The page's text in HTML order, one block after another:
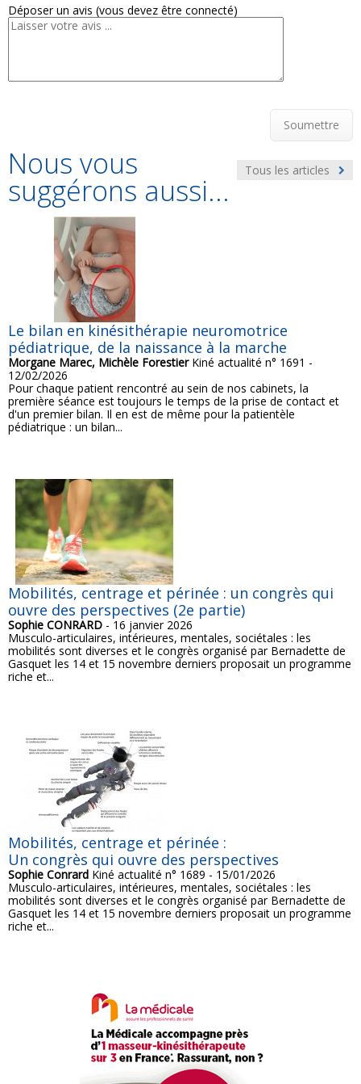
Déposer un avis (vous devez être connecté)
Soumettre
Tous les articles
Nous vous
suggérons aussi...
Le bilan en kinésithérapie neuromotrice
pédiatrique, de la naissance à la marche
Morgane Marec, Michèle ForestierKiné actualité n° 1691 -
12/02/2026
Pour chaque patient rencontré au sein de nos cabinets, la
première séance est toujours le temps de la prise de contact et
d'un premier bilan. Il en est de même pour la patientèle
pédiatrique : un bilan...
Mobilités, centrage et périnée : un congrès qui
ouvre des perspectives (2e partie)
Sophie CONRARD - 16 janvier 2026
Musculo-articulaires, intérieures, mentales, sociétales : les
mobilités sont diverses et le congrès organisé par Bernadette de
Gasquet les 14 et 15 novembre derniers proposait un programme
riche et...
Mobilités, centrage et périnée :
Un congrès qui ouvre des perspectives
Sophie Conrard Kiné actualité n° 1689 - 15/01/2026
Musculo-articulaires, intérieures, mentales, sociétales : les
mobilités sont diverses et le congrès organisé par Bernadette de
Gasquet les 14 et 15 novembre derniers proposait un programme
riche et...